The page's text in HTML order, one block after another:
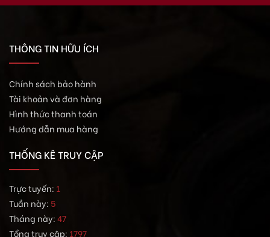
THÔNG TIN HỮU ÍCH
Chính sách bảo hành
Tài khoản và đơn hàng
Hình thức thanh toán
Hướng dẫn mua hàng
THỐNG KÊ TRUY CẬP
Trực tuyến: 1
Tuần này: 5
Tháng này:47
Tổng truy cập: 1797